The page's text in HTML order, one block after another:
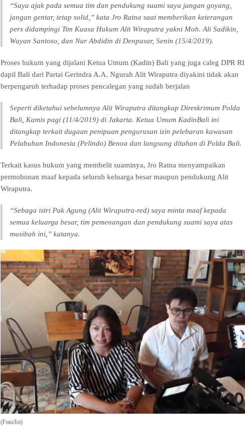
“Saya ajak pada semua tim dan pendukung suami saya jangan goyang,
jangan gentar, tetap solid,” kata Jro Ratna saat memberikan keterangan
pers didampingi Tim Kuasa Hukum Alit Wiraputra yakni Moh. Ali Sadikin,
Wayan Santoso, dan Nur Abdidin di Denpasar, Senin (15/4/2019).
Proses hukum yang dijalani Ketua Umum (Kadin) Bali yang juga caleg DPR RI
dapil Bali dari Partai Gerindra A.A. Ngurah Alit Wiraputra diyakini tidak akan
berpengaruh terhadap proses pencalegan yang sudah berjalan
Seperti diketahui sebelumnya Alit Wiraputra ditangkap Direskrimum Polda
Bali, Kamis pagi (11/4/2019) di Jakarta. Ketua Umum KadinBali ini
ditangkap terkait dugaan penipuan pengurusan izin pelebaran kawasan
Pelabuhan Indonesia (Pelindo) Benoa dan langsung ditahan di Polda Bali.
Terkait kasus hukum yang membelit suaminya, Jro Ratna menyampaikan
permohonan maaf kepada seluruh keluarga besar maupun pendukung Alit
Wiraputra.
“Sebaga istri Pak Agung (Alit Wiraputra-red) saya minta maaf kepada
semua keluarga besar, tim pemenangan dan pendukung suami saya atas
musibah ini,” katanya.
(Foto/Ist)